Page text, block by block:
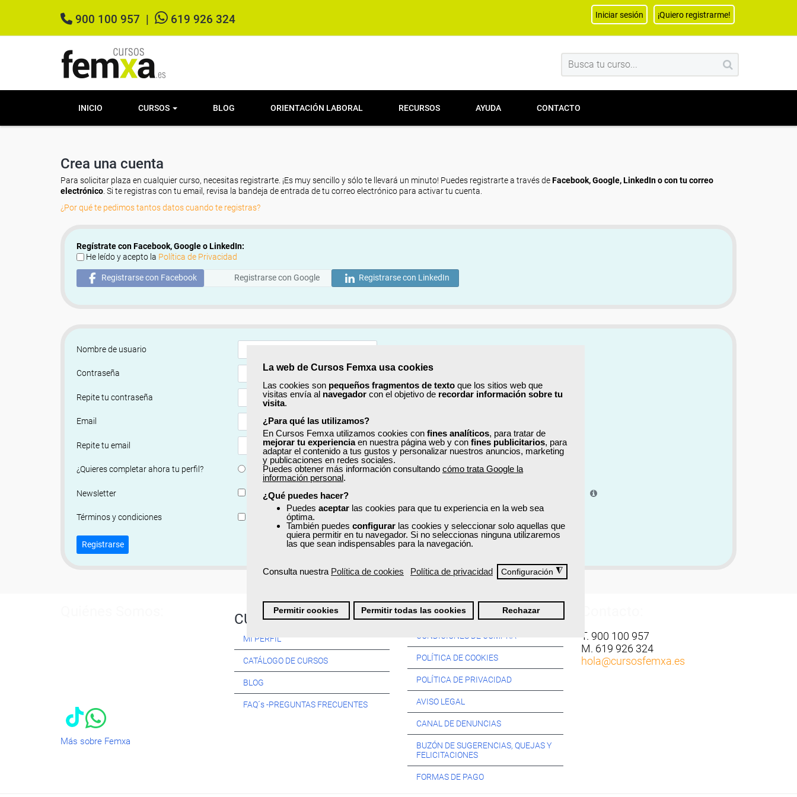
La web de Cursos Femxa usa cookies
Las cookies son pequeños fragmentos de texto que los sitios web que
visitas envía al navegador con el objetivo de recordar información sobre tu
visita.
¿Para qué las utilizamos?
En Cursos Femxa utilizamos cookies con fines analíticos, para tratar de
mejorar tu experienciaen nuestra página web y con fines publicitarios, para
adaptar el contenido a tus gustos y personalizar nuestros anuncios, marketing
y publicaciones en redes sociales.
Puedes obtener más información consultando cómo trata Google la
información personal.
¿Qué puedes hacer?
Puedes aceptar las cookies para que tu experiencia en la web sea
óptima.
También puedes configurar las cookies y seleccionar solo aquellas que
quiera permitir en tu navegador. Si no seleccionas ninguna utilizaremos
las que sean indispensables para la navegación.
Consulta nuestra Política de cookies Política de privacidad Configuración ◮
Permitir cookies Permitir todas las cookies Rechazar
900 100 957 619 926 324 Iniciar sesión ¡Quiero registrarme!
INICIO CURSOS BLOG ORIENTACIÓN LABORAL RECURSOS AYUDA CONTACTO
Crea una cuenta
Para solicitar plaza en cualquier curso, necesitas registrarte. ¡Es muy sencillo y sólo te llevará un minuto! Puedes registrarte a través deFacebook, Google, LinkedIn o con tu correo
electrónico . Si te registras con tu email, revisa la bandeja de entrada de tu correo electrónico para activar tu cuenta.
¿Por qué te pedimos tantos datos cuando te registras?
Regístrate con Facebook, Google o LinkedIn:
He leído y acepto la Política de Privacidad
Registrarse con Facebook Registrarse con Google Registrarse con LinkedIn
Nombre de usuario
Contraseña Mostrar
Repite tu contraseña Mostrar
Email
Repite tu email
¿Quieres completar ahora tu perfil? No, completaré mi perfil más adelante
Newsletter Si, quiero recibir información sobre cursos, ofertas exclusivas y recursos para el aprendizaje.
Términos y condiciones He leído y acepto la
Registrarse
Más sobre Femxa
CURSOS:
MI PERFIL
CATÁLOGO DE CURSOS
BLOG
FAQ´s -PREGUNTAS FRECUENTES
Información:
CONDICIONES DE COMPRA
POLÍTICA DE COOKIES
POLÍTICA DE PRIVACIDAD
AVISO LEGAL
CANAL DE DENUNCIAS
BUZÓN DE SUGERENCIAS, QUEJAS Y
FELICITACIONES
FORMAS DE PAGO
T. 900 100 957
M. 619 926 324
hola@cursosfemxa.es